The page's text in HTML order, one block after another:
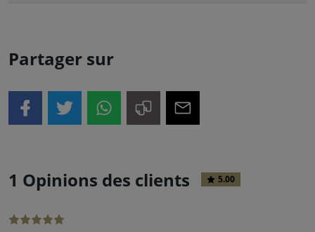
Partager sur
1 Opinions des clients 5.00